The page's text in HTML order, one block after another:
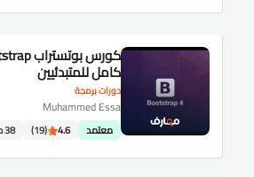
دورات برمجة
كامل للمتبدئيين
Muhammed Essa
معتمد 4.6
(19) 38 درس